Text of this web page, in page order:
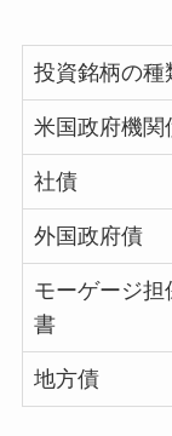
投資銘柄の種
米国政府機関
社債
外国政府債
モーゲージ担
書
地方債